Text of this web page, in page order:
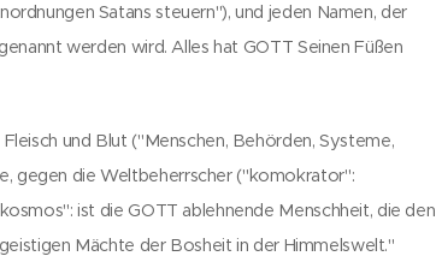
Satans steuern"), und jeden Namen, der
werden wird. Alles hat GOTT Seinen Füßen
und Blut ("Menschen, Behörden, Systeme,
gegen die Weltbeherrscher ("komokrator":
ist die GOTT ablehnende Menschheit, die den
Mächte der Bosheit in der Himmelswelt."